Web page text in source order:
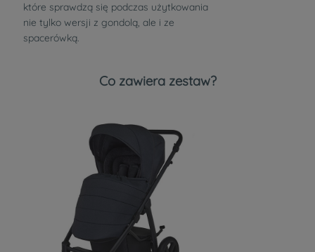
które sprawdzą się podczas użytkowania
nie tylko wersji z gondolą, ale i ze
spacerówką.
Co zawiera zestaw?